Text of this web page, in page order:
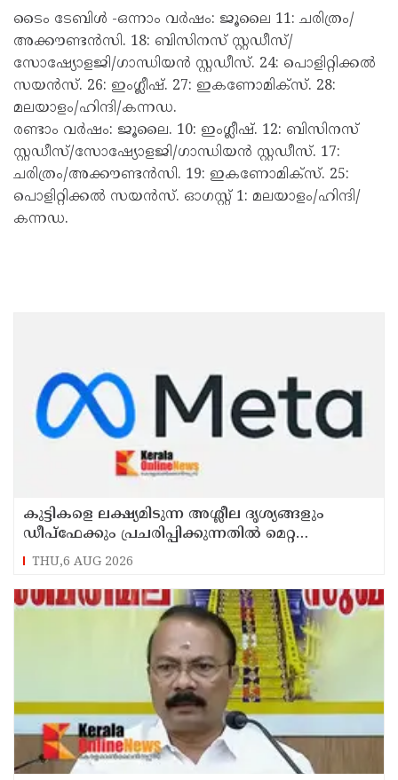
ടൈം ടേബിൾ -ഒന്നാം വർഷം: ജൂലൈ 11: ചരിത്രം/
അക്കൗണ്ടൻസി. 18: ബിസിനസ് സ്റ്റഡീസ്/
സോഷ്യോളജി/ഗാന്ധിയൻ സ്റ്റഡീസ്. 24: പൊളിറ്റിക്കൽ
സയൻസ്. 26: ഇംഗ്ലീഷ്. 27: ഇകണോമിക്‌സ്. 28:
മലയാളം/ഹിന്ദി/കന്നഡ.
രണ്ടാം വർഷം: ജൂലൈ. 10: ഇംഗ്ലീഷ്. 12: ബിസിനസ്
സ്റ്റഡീസ്/സോഷ്യോളജി/ഗാന്ധിയൻ സ്റ്റഡീസ്. 17:
ചരിത്രം/അക്കൗണ്ടൻസി. 19: ഇകണോമിക്‌സ്. 25:
പൊളിറ്റിക്കൽ സയൻസ്. ഓഗസ്റ്റ് 1: മലയാളം/ഹിന്ദി/
കന്നഡ.
കുട്ടികളെ ലക്ഷ്യമിടുന്ന അശ്ലീല ദൃശ്യങ്ങളും
ഡീപ്ഫേക്കും പ്രചരിപ്പിക്കുന്നതില്‍ മെറ്റ
കേന്ദ്രത്തോട് മാപ്പ് പറഞ്ഞു
THU,6 AUG 2026